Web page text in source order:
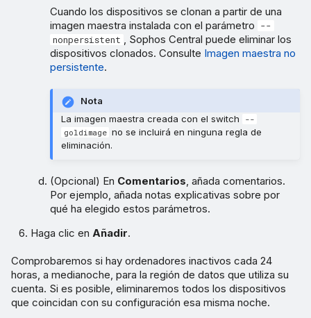
Cuando los dispositivos se clonan a partir de una
imagen maestra instalada con el parámetro
--
nonpersistent , Sophos Central puede eliminar los
dispositivos clonados. Consulte Imagen maestra no
persistente.
Nota
La imagen maestra creada con el switch
--
goldimage no se incluirá en ninguna regla de
eliminación.
(Opcional) En Comentarios, añada comentarios.
Por ejemplo, añada notas explicativas sobre por
qué ha elegido estos parámetros.
Haga clic enAñadir.
Comprobaremos si hay ordenadores inactivos cada 24
horas, a medianoche, para la región de datos que utiliza su
cuenta. Si es posible, eliminaremos todos los dispositivos
que coincidan con su configuración esa misma noche.